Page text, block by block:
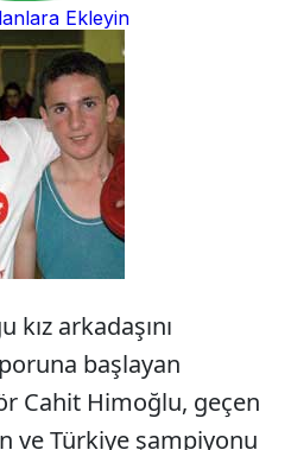
Ekleyin
kız arkadaşını
başlayan
Cahit Himoğlu, geçen
ve Türkiye şampiyonu